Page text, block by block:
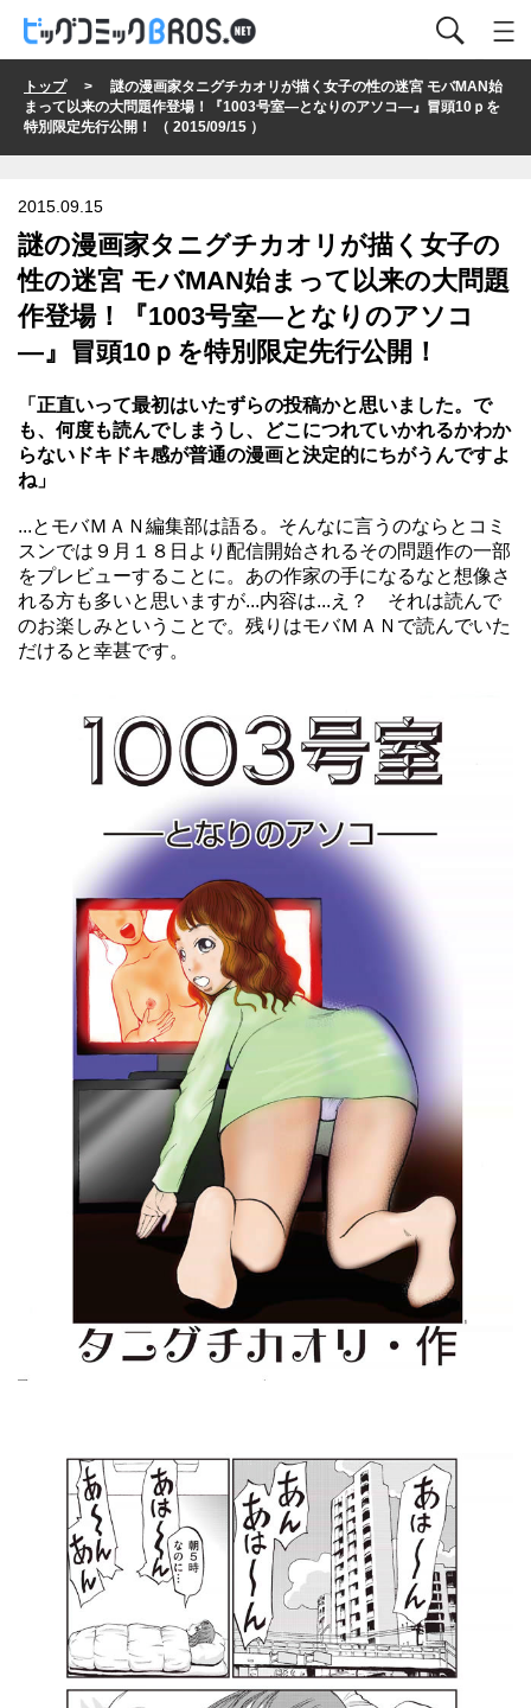
トップ> 謎の漫画家タニグチカオリが描く女子の性の迷宮 モバMAN始
まって以来の大問題作登場！『1003号室―となりのアソコ―』冒頭10ｐを
特別限定先行公開！ （ 2015/09/15 ）
2015.09.15
謎の漫画家タニグチカオリが描く女子の
性の迷宮 モバMAN始まって以来の大問題
作登場！『1003号室―となりのアソコ
―』冒頭10ｐを特別限定先行公開！
「正直いって最初はいたずらの投稿かと思いました。で
も、何度も読んでしまうし、どこにつれていかれるかわか
らないドキドキ感が普通の漫画と決定的にちがうんですよ
ね」
...とモバＭＡＮ編集部は語る。そんなに言うのならとコミ
スンでは９月１８日より配信開始されるその問題作の一部
をプレビューすることに。あの作家の手になるなと想像さ
れる方も多いと思いますが...内容は...え？ それは読んで
のお楽しみということで。残りはモバＭＡＮで読んでいた
だけると幸甚です。